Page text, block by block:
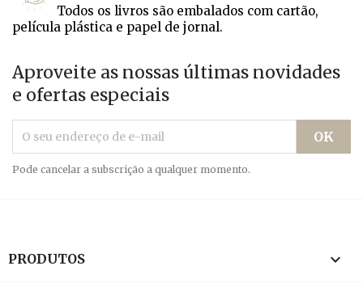
Todos os livros são embalados com cartão,
película plástica e papel de jornal.
Aproveite as nossas últimas novidades
e ofertas especiais
Pode cancelar a subscrição a qualquer momento.
PRODUTOS 